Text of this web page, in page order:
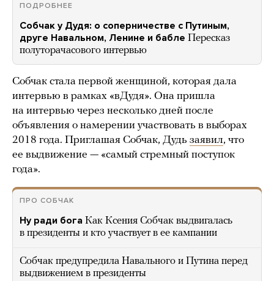
ПОДРОБНЕЕ
Собчак у Дудя: о соперничестве с Путиным,
друге Навальном, Ленине и бабле Пересказ
полуторачасового интервью
Собчак стала первой женщиной, которая дала
интервью в рамках «вДудя». Она пришла
на интервью через несколько дней после
объявления о намерении участвовать в выборах
2018 года. Приглашая Собчак, Дудь заявил, что
ее выдвижение — «самый стремный поступок
года».
ПРО СОБЧАК
Ну ради бога Как Ксения Собчак выдвигалась
в президенты и кто участвует в ее кампании
Собчак предупредила Навального и Путина перед
выдвижением в президенты